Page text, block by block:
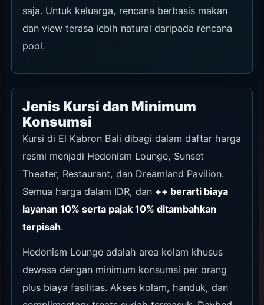
saja. Untuk keluarga, rencana berbasis makan
dan view terasa lebih natural daripada rencana
pool.
Jenis Kursi dan Minimum
Konsumsi
Kursi di El Kabron Bali dibagi dalam daftar harga
resmi menjadi Hedonism Lounge, Sunset
Theater, Restaurant, dan Dreamland Pavilion.
Semua harga dalam IDR, dan ++ berarti biaya
layanan 10% serta pajak 10% ditambahkan
terpisah.
Hedonism Lounge adalah area kolam khusus
dewasa dengan minimum konsumsi per orang
plus biaya fasilitas. Akses kolam, handuk, dan